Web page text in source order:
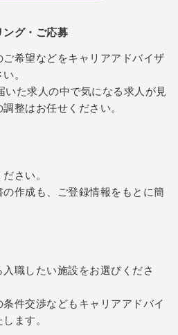
ング・ご応募
希望などをキャリアアドバイザ
。
いた求人の中で気になる求人が見
整はお任せください。
さい。
作成も、ご登録情報をもとに簡
職したい施設をお選びくださ
件交渉などもキャリアアドバイ
ます。